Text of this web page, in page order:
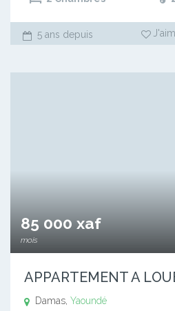
5 ans depuis
85 000 xaf
mois
APPARTEMENT A
Damas, Yaoundé